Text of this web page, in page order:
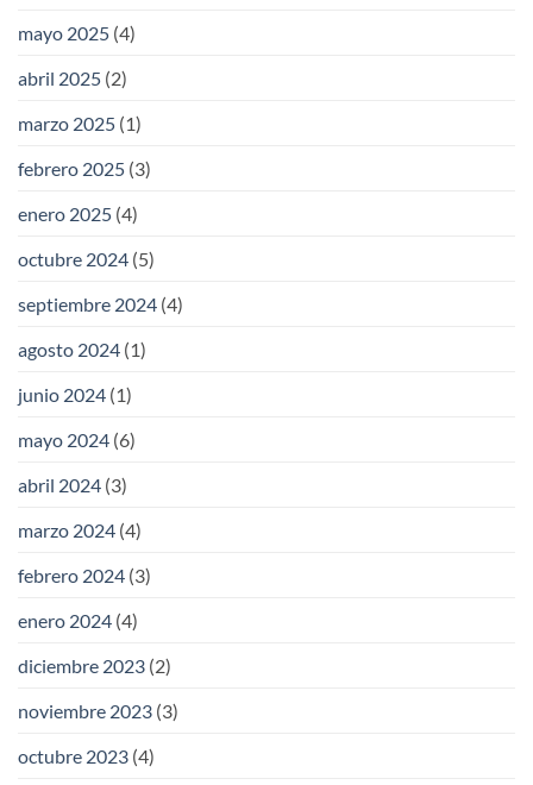
mayo 2025 (4)
abril 2025 (2)
marzo 2025 (1)
febrero 2025 (3)
enero 2025 (4)
octubre 2024 (5)
septiembre 2024 (4)
agosto 2024 (1)
junio 2024 (1)
mayo 2024 (6)
abril 2024 (3)
marzo 2024 (4)
febrero 2024 (3)
enero 2024 (4)
diciembre 2023 (2)
noviembre 2023 (3)
octubre 2023 (4)